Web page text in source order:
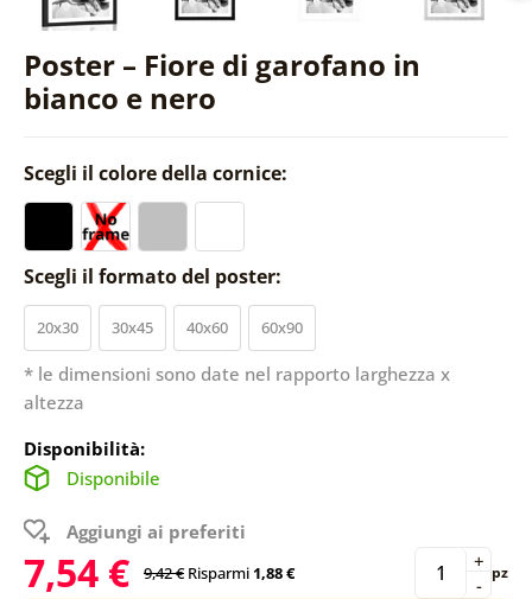
Poster – Fiore di garofano in
bianco e nero
Scegli il colore della cornice:
Scegli il formato del poster:
20x30 30x45 40x60 60x90
* le dimensioni sono date nel rapporto larghezza x
altezza
Disponibilità:
Disponibile
Aggiungi ai preferiti
7,54 € 9,42 € Risparmi1,88 € -
+ pz